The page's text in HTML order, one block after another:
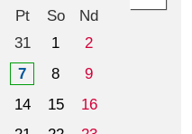
Pt So
Nd
31 1
2
7 8
9
14 15
16